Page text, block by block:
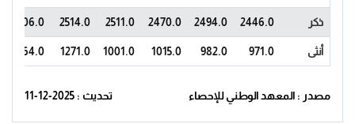
ذكر 2446.0
2494.0
2470.0
2511.0
2514.0
2506.0
أنثى 971.0
982.0
1015.0
1001.0
1271.0
1064.0
مصدر : المعهد الوطني للإحصاء تحديث : 2025-12-11